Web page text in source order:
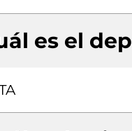
es el